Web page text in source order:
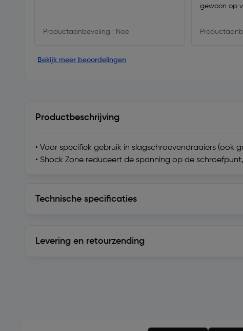
Productaanbeveling : Nee
gewoon op
Bekijk meer beoordelingen
Productbeschrijving
• Voor specifiek gebruik in slagschroevendraaiers (ook
• Shock Zone reduceert de spanning op de
Technische specificaties
Levering en retourzending